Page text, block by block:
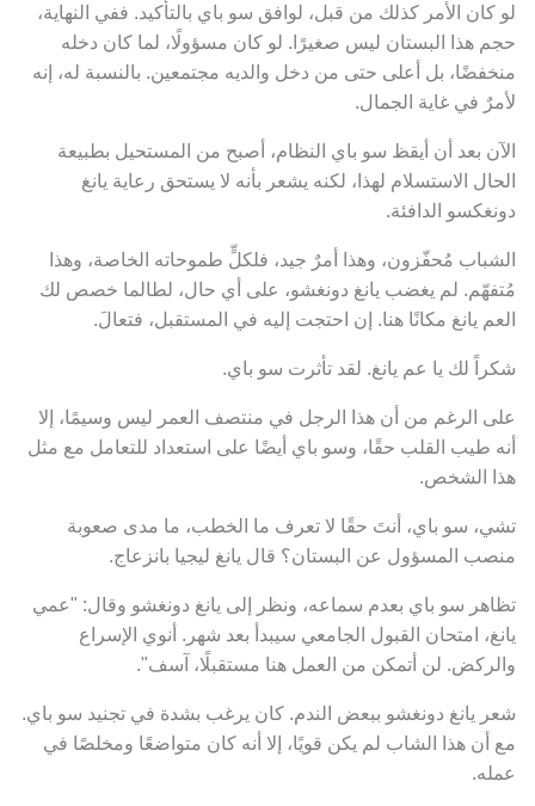
لو كان الأمر كذلك من قبل، لوافق سو باي بالتأكيد. ففي النهاية،
حجم هذا البستان ليس صغيرًا. لو كان مسؤولًا، لما كان دخله
منخفضًا، بل أعلى حتى من دخل والديه مجتمعين. بالنسبة له، إنه
لأمرٌ في غاية الجمال.
الآن بعد أن أيقظ سو باي النظام، أصبح من المستحيل بطبيعة
الحال الاستسلام لهذا، لكنه يشعر بأنه لا يستحق رعاية يانغ
دونغكسو الدافئة.
الشباب مُحفّزون، وهذا أمرٌ جيد، فلكلٍّ طموحاته الخاصة، وهذا
مُتفهّم. لم يغضب يانغ دونغشو، على أي حال، لطالما خصص لك
العم يانغ مكانًا هنا. إن احتجت إليه في المستقبل، فتعالَ.
شكراً لك يا عم يانغ. لقد تأثرت سو باي.
على الرغم من أن هذا الرجل في منتصف العمر ليس وسيمًا، إلا
أنه طيب القلب حقًا، وسو باي أيضًا على استعداد للتعامل مع مثل
هذا الشخص.
تشي، سو باي، أنتَ حقًا لا تعرف ما الخطب، ما مدى صعوبة
منصب المسؤول عن البستان؟ قال يانغ ليجيا بانزعاج.
تظاهر سو باي بعدم سماعه، ونظر إلى يانغ دونغشو وقال: "عمي
يانغ، امتحان القبول الجامعي سيبدأ بعد شهر. أنوي الإسراع
والركض. لن أتمكن من العمل هنا مستقبلًا، آسف".
شعر يانغ دونغشو ببعض الندم. كان يرغب بشدة في تجنيد سو باي.
مع أن هذا الشاب لم يكن قويًا، إلا أنه كان متواضعًا ومخلصًا في
عمله.